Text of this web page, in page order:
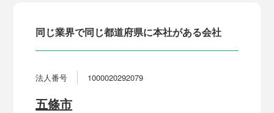
同じ業界で同じ都道府県に本社がある会社
法人番号 1000020292079
五條市